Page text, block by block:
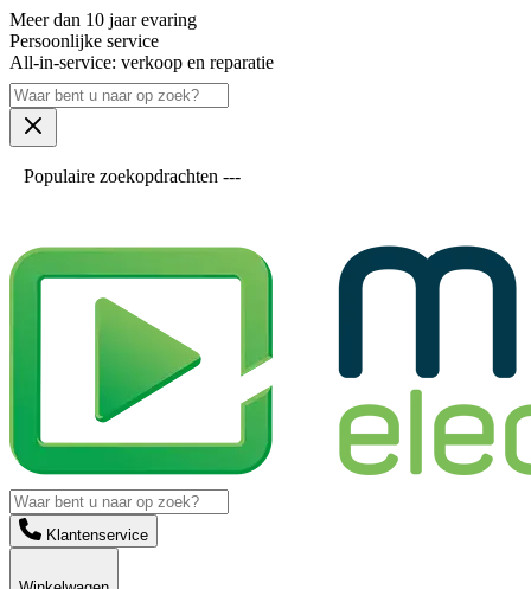
Meer dan 10 jaar evaring
Persoonlijke service
All-in-service: verkoop en reparatie
Populaire zoekopdrachten ---
Klantenservice